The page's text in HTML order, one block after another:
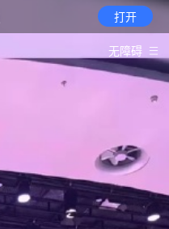
打开
无障碍